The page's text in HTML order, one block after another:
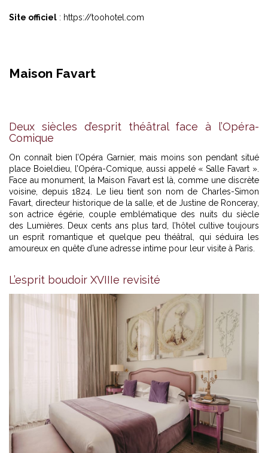
Site officiel : https://toohotel.com
Maison Favart
Deux siècles d’esprit théâtral face à l’Opéra-
Comique
On connaît bien l’Opéra Garnier, mais moins son pendant situé
place Boieldieu, l’Opéra-Comique, aussi appelé « Salle Favart ».
Face au monument, la Maison Favart est là, comme une discrète
voisine, depuis 1824. Le lieu tient son nom de Charles-Simon
Favart, directeur historique de la salle, et de Justine de Ronceray,
son actrice égérie, couple emblématique des nuits du siècle
des Lumières. Deux cents ans plus tard, l’hôtel cultive toujours
un esprit romantique et quelque peu théâtral, qui séduira les
amoureux en quête d’une adresse intime pour leur visite à Paris.
L’esprit boudoir XVIIIe revisité